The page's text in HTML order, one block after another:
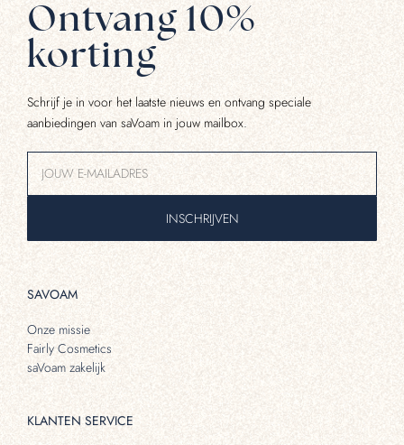
Ontvang 10%
korting
Schrijf je in voor het laatste nieuws en ontvang speciale
aanbiedingen van saVoam in jouw mailbox.
INSCHRIJVEN
SAVOAM
Onze missie
Fairly Cosmetics
saVoam zakelijk
KLANTEN SERVICE